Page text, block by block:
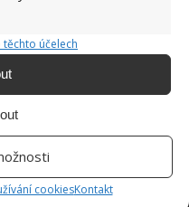
těchto účelech
cookiesKontakt
Bydlimeutulne.cz se
svých studií a práce
ji tak nadchla, že se
Její v...[Více o